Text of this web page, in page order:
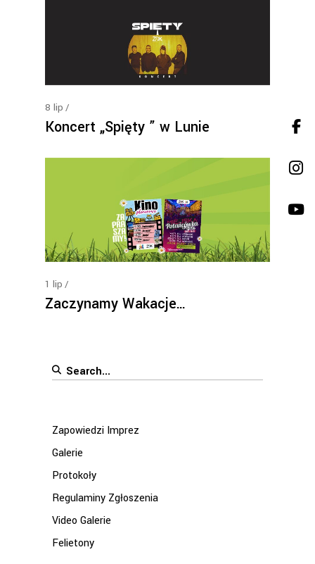
8 lip
Koncert „Spięty ” w Lunie
1 lip
Zaczynamy Wakacje…
Search
Zapowiedzi Imprez
Galerie
Protokoły
Regulaminy Zgłoszenia
Video Galerie
Felietony